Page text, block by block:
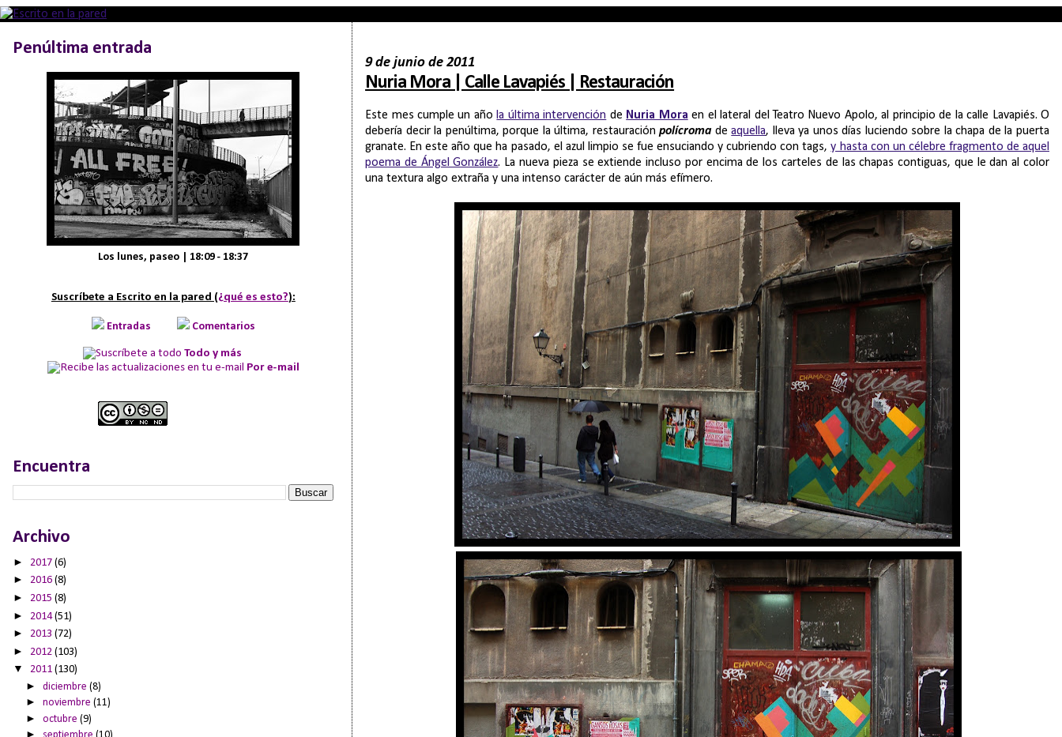
9 de junio de 2011
Nuria Mora | Calle Lavapiés | Restauración
Este mes cumple un año la última intervención de Nuria Mora en el lateral del Teatro Nuevo Apolo, al principio de la calle Lavapiés. O
debería decir la penúltima, porque la última, restauraciónpolícromadeaquella, lleva ya unos días luciendo sobre la chapa de la puerta
granate. En este año que ha pasado, el azul limpio se fue ensuciando y cubriendo con tags,y hasta con un célebre fragmento de aquel
poema de Ángel González. La nueva pieza se extiende incluso por encima de los carteles de las chapas contiguas, que le dan al color
una textura algo extraña y una intenso carácter de aún más efímero.
Penúltima entrada
Los lunes, paseo | 18:09 - 18:37
Suscríbete a Escrito en la pared (¿qué es esto?):
Entradas Comentarios
Todo y más
Por e-mail
Encuentra
Archivo
► 2017 (6)
► 2016 (8)
► 2015 (8)
► 2014(51)
► 2013 (72)
► 2012 (103)
▼ 2011 (130)
►diciembre(8)
►noviembre(11)
►octubre(9)
►